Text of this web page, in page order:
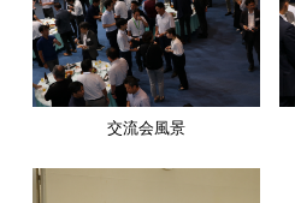
交流会風景